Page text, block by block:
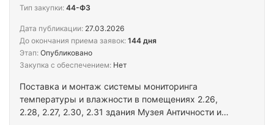
Поставка и монтаж системы мониторинга
температуры и влажности в помещениях 2.26,
2.28, 2.27, 2.30, 2.31 здания Музея Античности и
Тип закупки: 44-ФЗ
Дата публикации: 27.03.2026
До окончания приема заявок: 144 дня
Этап: Опубликовано
Закупка с обеспечением: Нет